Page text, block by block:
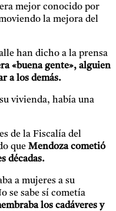
mejor conocido por
la mejora del
han dicho a la prensa
«buena gente», alguien
a los demás.
vivienda, había una
de la Fiscalía del
que Mendoza cometió
décadas.
a mujeres a su
se sabe sí cometía
los cadáveres y